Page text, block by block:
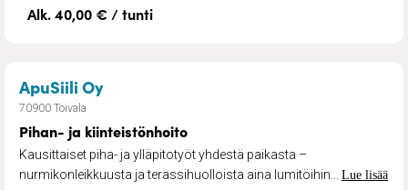
Alk. 40,00 € / tunti
ApuSiili Oy– Pihan- ja kiinteistönhoito
70900 Toivala
Pihan- ja kiinteistönhoito
Kausittaiset piha- ja ylläpitotyöt yhdestä paikasta –
nurmikonleikkuusta ja terassihuolloista aina lumitöihin... Lue lisää